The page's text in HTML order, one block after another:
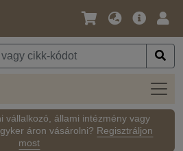
Nyelv
Pénznem
Fő
vállalkozó, állami intézmény vagy
áron vásárolni? Regisztráljon
most